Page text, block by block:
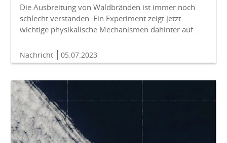
Die Ausbreitung von Waldbränden ist immer noch
schlecht verstanden. Ein Experiment zeigt jetzt
wichtige physikalische Mechanismen dahinter auf.
Nachricht 05.07.2023